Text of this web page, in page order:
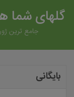
گلهای شما
جامع ترین
بایگانی